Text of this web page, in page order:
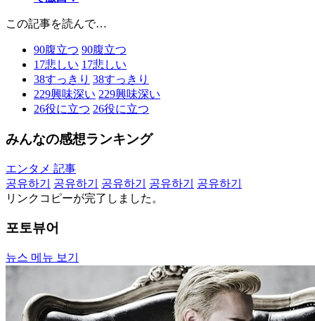
この記事を読んで…
90腹立つ 90腹立つ
17悲しい 17悲しい
38すっきり 38すっきり
229興味深い 229興味深い
26役に立つ 26役に立つ
みんなの感想ランキング
エンタメ 記事
공유하기
공유하기 공유하기 공유하기
공유하기
リンクコピーが完了しました。
포토뷰어
뉴스 메뉴 보기